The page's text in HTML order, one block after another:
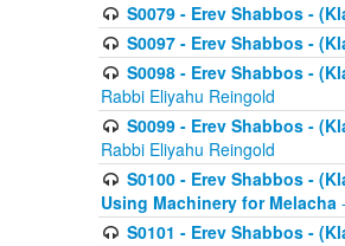
S0079 - Erev Shabbos -
S0097 - Erev Shabbos -
S0098 - Erev Shabbos -
Rabbi Eliyahu Reingold
S0099 - Erev Shabbos -
Rabbi Eliyahu Reingold
S0100 - Erev Shabbos -
Using Machinery for Melacha
S0101 - Erev Shabbos -